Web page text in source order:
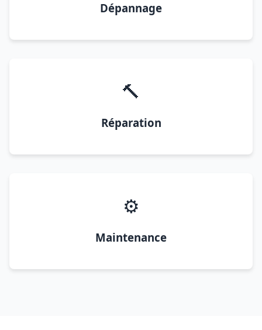
Dépannage
🔨
Réparation
⚙️
Maintenance